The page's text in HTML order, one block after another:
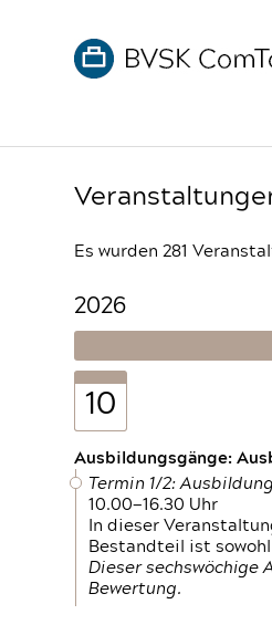
Es wurden 281
2026
10
Ausbildungsgänge:
Termin 1/2:
10.00—16.30 Uhr
In dieser
Bestandteil ist
Dieser sechswöchige
Bewertung.